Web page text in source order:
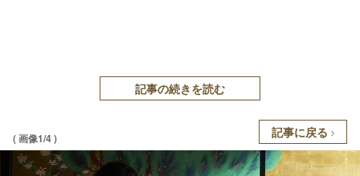
記事の続きを読む
( 画像1/4 ) 記事に戻る